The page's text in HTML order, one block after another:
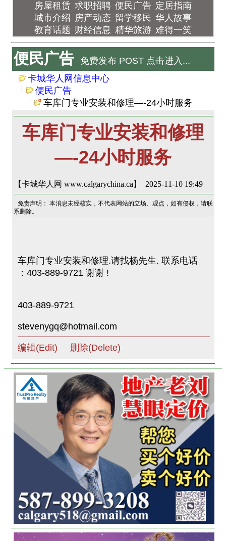
房屋租赁 求职招聘 便民广告 定居指南
城市介绍 房产动态 留学移民 华人故事
教育话题 财经信息 精华旅游 难得一笑
便民广告
免费发布 POST 点击进入...
卡城华人网信息中心
便民广告
车库门专业安装和修理—-24小时服务
车库门专业安装和修理
—-24小时服务
【卡城华人网 www.calgarychina.ca】 2025-11-10 19:49
免责声明： 本消息未经核实，不代表网站的立场、观点，如有侵权，请联
系删除。
车库门专业安装和修理.请找杨先生. 联系电话
：403-889-9721 谢谢 !
403-889-9721
stevenygq@hotmail.com
编辑(Edit) 删除(Delete)